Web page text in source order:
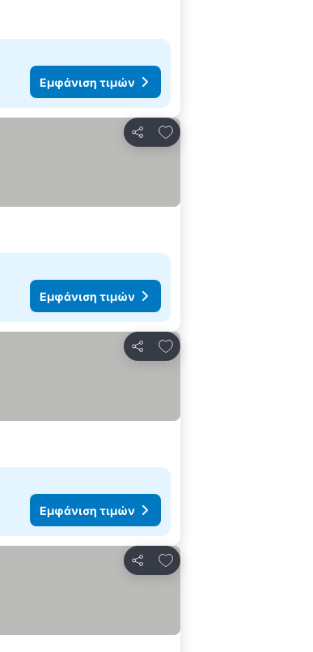
Εμφάνιση τιμών
Κοινοποίηση
Προσθήκη στα αγαπημένα
Εμφάνιση τιμών
Κοινοποίηση
Προσθήκη στα αγαπημένα
Εμφάνιση τιμών
Κοινοποίηση
Προσθήκη στα αγαπημένα